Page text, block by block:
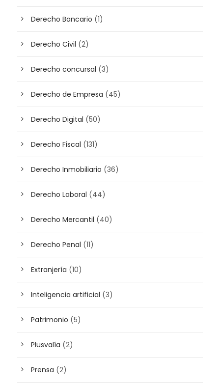
Derecho Bancario (1)
Derecho Civil (2)
Derecho concursal (3)
Derecho de Empresa (45)
Derecho Digital (50)
Derecho Fiscal (131)
Derecho Inmobiliario (36)
Derecho Laboral (44)
Derecho Mercantil (40)
Derecho Penal (11)
Extranjería (10)
Inteligencia artificial (3)
Patrimonio (5)
Plusvalía (2)
Prensa (2)